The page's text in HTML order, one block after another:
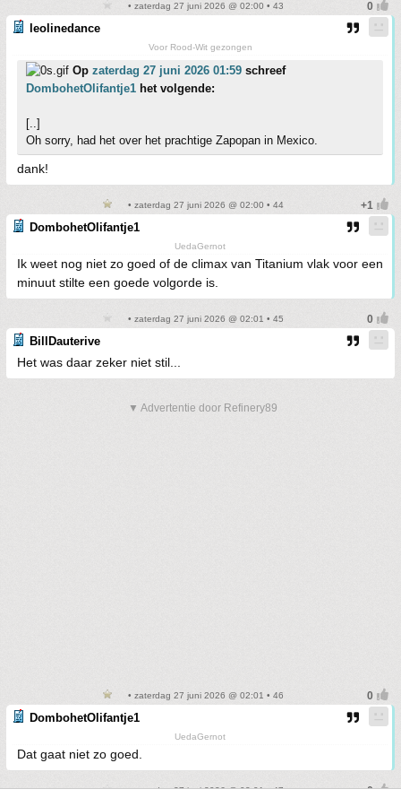
• zaterdag 27 juni 2026 @ 02:00 • 43
leolinedance
Voor Rood-Wit gezongen
Op zaterdag 27 juni 2026 01:59 schreef
DombohetOlifantje1 het volgende:
[..]
Oh sorry, had het over het prachtige Zapopan in Mexico.
dank!
• zaterdag 27 juni 2026 @ 02:00 • 44
DombohetOlifantje1
UedaGernot
Ik weet nog niet zo goed of de climax van Titanium vlak voor een
minuut stilte een goede volgorde is.
• zaterdag 27 juni 2026 @ 02:01 • 45
BillDauterive
Het was daar zeker niet stil...
▼ Advertentie door Refinery89
• zaterdag 27 juni 2026 @ 02:01 • 46
DombohetOlifantje1
UedaGernot
Dat gaat niet zo goed.
• zaterdag 27 juni 2026 @ 02:01 • 47